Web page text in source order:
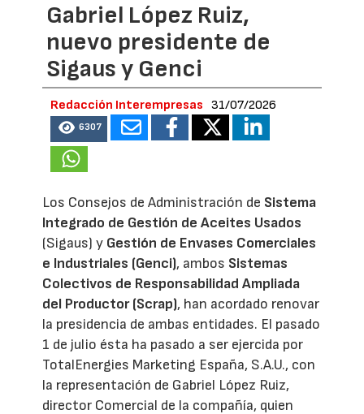
Gabriel López Ruiz,
nuevo presidente de
Sigaus y Genci
Redacción Interempresas 31/07/2026
6307
Los Consejos de Administración de Sistema
Integrado de Gestión de Aceites Usados
(Sigaus) y Gestión de Envases Comerciales
e Industriales (Genci), ambos Sistemas
Colectivos de Responsabilidad Ampliada
del Productor (Scrap), han acordado renovar
la presidencia de ambas entidades. El pasado
1 de julio ésta ha pasado a ser ejercida por
TotalEnergies Marketing España, S.A.U., con
la representación de Gabriel López Ruiz,
director Comercial de la compañía, quien